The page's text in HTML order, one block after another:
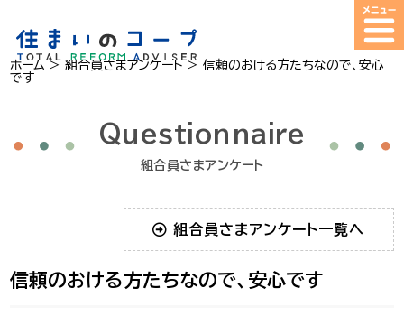
ホーム >組合員さまアンケート >信頼のおける方たちなので、安心
です
Questionnaire
組合員さまアンケート
組合員さまアンケート一覧へ
信頼のおける方たちなので、安心です